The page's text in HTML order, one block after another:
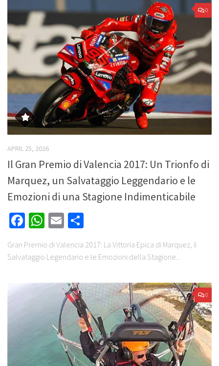
0
APRIL 25, 2026
Il Gran Premio di Valencia 2017: Un Trionfo di
Marquez, un Salvataggio Leggendario e le
Emozioni di una Stagione Indimenticabile
Facebook
WhatsApp
Email
Gran Premio di Valencia 2017: La Vittoria Epica di Marquez, il
Salvataggio Legendario e le Emozioni della Stagione...
0